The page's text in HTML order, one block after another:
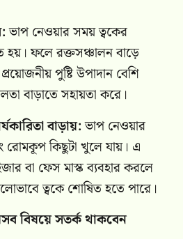
ভাপ নেওয়ার সময় ত্বকের
হয়। ফলে রক্তসঞ্চালন বাড়ে
পুষ্টি উপাদান বেশি
বাড়াতে সহায়তা করে।
বাড়ায়:ভাপ নেওয়ার
রোমকূপ কিছুটা খুলে যায়। এ
বা ফেস মাস্ক ব্যবহার করলে
ত্বকে শোষিত হতে পারে।
বিষয়ে সতর্ক থাকবেন